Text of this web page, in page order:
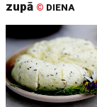
zupā © DIENA